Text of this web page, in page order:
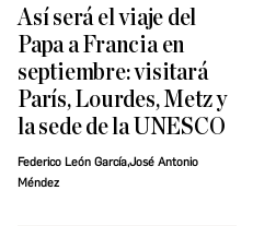
Así será el viaje del
Papa a Francia en
septiembre: visitará
París, Lourdes, Metz y
la sede de la UNESCO
Federico León García,José Antonio
Méndez